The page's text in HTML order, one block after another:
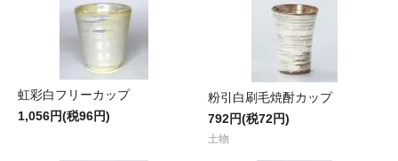
虹彩白フリーカップ
1,056円(税96円)
粉引白刷毛焼酎カップ
792円(税72円)
土物